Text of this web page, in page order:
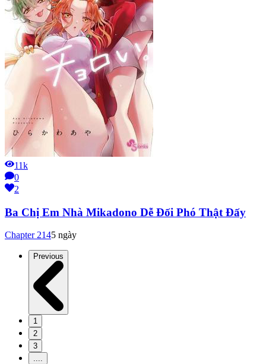
11k
0
2
Ba Chị Em Nhà Mikadono Dễ Đối Phó Thật Đấy
Chapter 2145 ngày
Previous
1
2
3
....